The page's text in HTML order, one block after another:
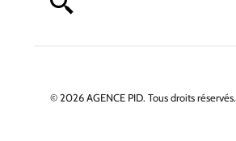
© 2026 AGENCE PID. Tous droits réservés.